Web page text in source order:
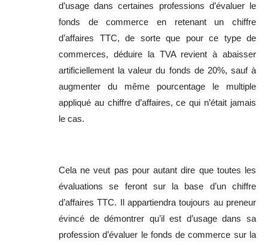
d’usage dans certaines professions d’évaluer le
fonds de commerce en retenant un chiffre
d’affaires TTC, de sorte que pour ce type de
commerces, déduire la TVA revient à abaisser
artificiellement la valeur du fonds de 20%, sauf à
augmenter du même pourcentage le multiple
appliqué au chiffre d’affaires, ce qui n’était jamais
le cas.
Cela ne veut pas pour autant dire que toutes les
évaluations se feront sur la base d’un chiffre
d’affaires TTC. Il appartiendra toujours au preneur
évincé de démontrer qu’il est d’usage dans sa
profession d’évaluer le fonds de commerce sur la